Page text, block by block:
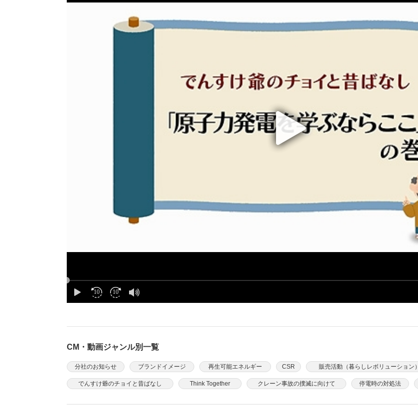
CM・動画ジャンル別一覧
分社のお知らせ ブランドイメージ 再生可能エネルギー CSR 販売活動（暮らしレボリューション）
でんすけ爺のチョイと昔ばなし Think Together クレーン事故の撲滅に向けて 停電時の対処法